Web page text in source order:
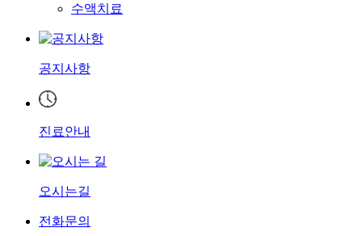
수액치료
공지사항
진료안내
오시는길
전화문의